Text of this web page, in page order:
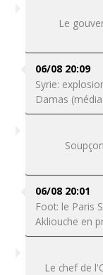
Le
06/08 20:09
Syrie:
Damas
06/08 20:01
Foot: le Paris
Akliouche en
Le chef de